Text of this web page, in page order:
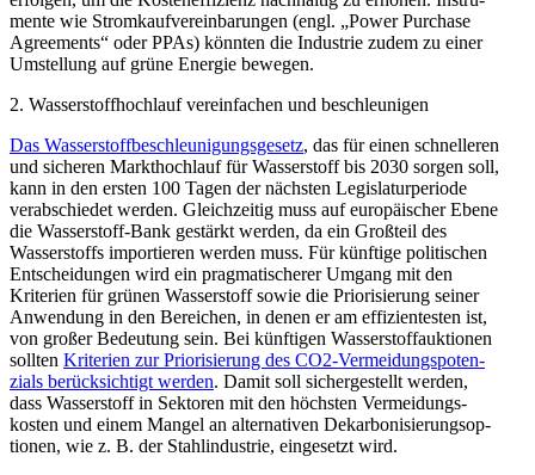
mente wie Strom­kauf­ver­ein­ba­rungen (engl. „Power Purchase
Agree­ments“ oder PPAs) könnten die Industrie zudem zu einer
Umstellung auf grüne Energie bewegen.
2. Wasser­stoff­hochlauf verein­fachen und beschleunigen
Das Wasser­stoff­be­schleu­ni­gungs­gesetz, das für einen schnel­leren
und sicheren Markt­hochlauf für Wasser­stoff bis 2030 sorgen soll,
kann in den ersten 100 Tagen der nächsten Legis­la­tur­pe­riode
verab­schiedet werden. Gleich­zeitig muss auf europäi­scher Ebene
die Wasser­stoff-Bank gestärkt werden, da ein Großteil des
Wasser­stoffs impor­tieren werden muss. Für künftige politi­schen
Entschei­dungen wird ein pragma­ti­scherer Umgang mit den
Kriterien für grünen Wasser­stoff sowie die Priori­sierung seiner
Anwendung in den Bereichen, in denen er am effizi­en­testen ist,
von großer Bedeutung sein. Bei künftigen Wasser­stoff­auk­tionen
sollten Kriterien zur Priori­sierung des CO2-Vermei­dungs­po­ten­
zials berück­sichtigt werden. Damit soll sicher­ge­stellt werden,
dass Wasser­stoff in Sektoren mit den höchsten Vermei­dungs­
kosten und einem Mangel an alter­na­tiven Dekar­bo­ni­sie­rungs­op­
tionen, wie z. B. der Stahl­in­dustrie, einge­setzt wird.